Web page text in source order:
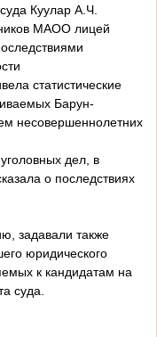
Куулар А.Ч.
МАОО лицей
статистические
Барун-
несовершеннолетних
дел, в
о последствиях
задавали также
юридического
к кандидатам на
суда.